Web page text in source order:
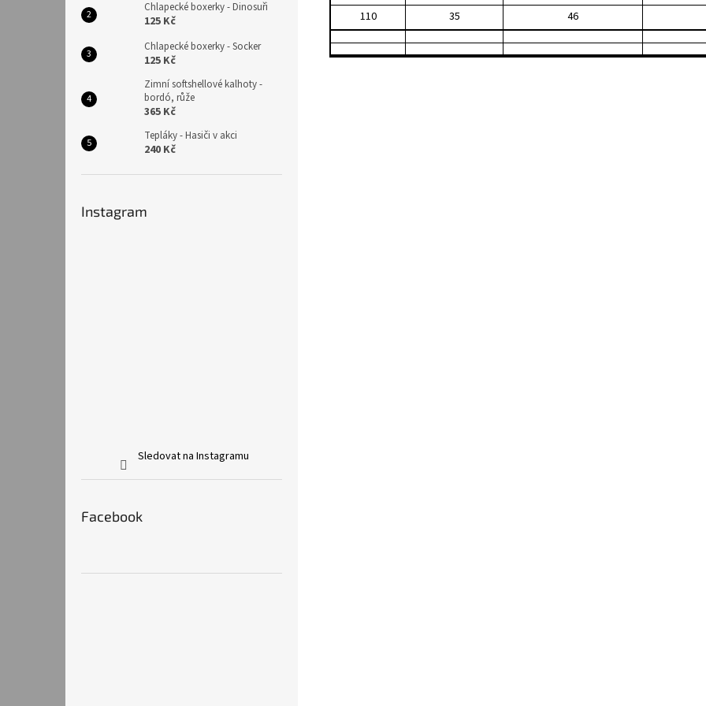
Chlapecké boxerky - Dinosuři
125 Kč
Chlapecké boxerky - Socker
125 Kč
Zimní softshellové kalhoty -
bordó, růže
365 Kč
Tepláky - Hasiči v akci
240 Kč
Instagram
Sledovat na Instagramu
Facebook
110
35 46